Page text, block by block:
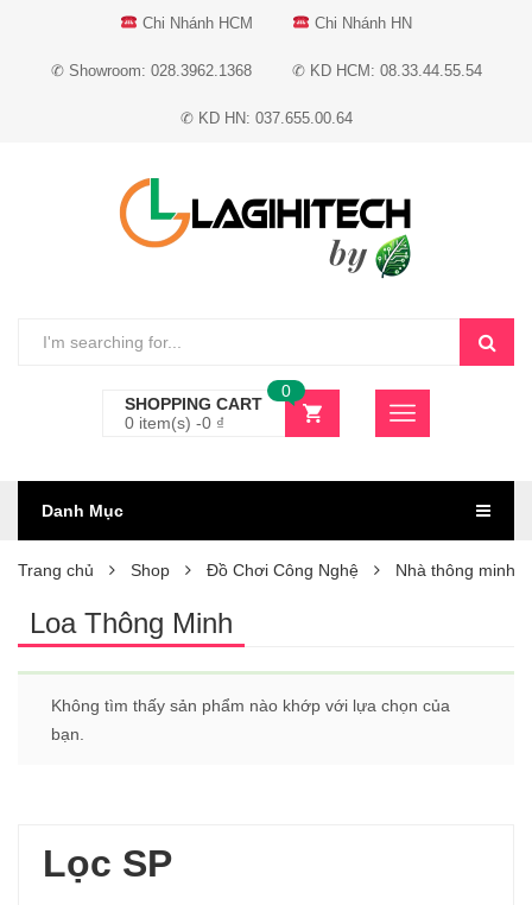
Chi Nhánh HCM Chi Nhánh HN
✆ Showroom: 028.3962.1368 ✆ KD HCM: 08.33.44.55.54
✆ KD HN: 037.655.00.64
SHOPPING CART
0 item(s) -0 ₫
0
Danh Mục
Trang chủ Shop Đồ Chơi Công Nghệ Nhà thông minh
Loa Thông Minh
Không tìm thấy sản phẩm nào khớp với lựa chọn của
bạn.
Lọc SP